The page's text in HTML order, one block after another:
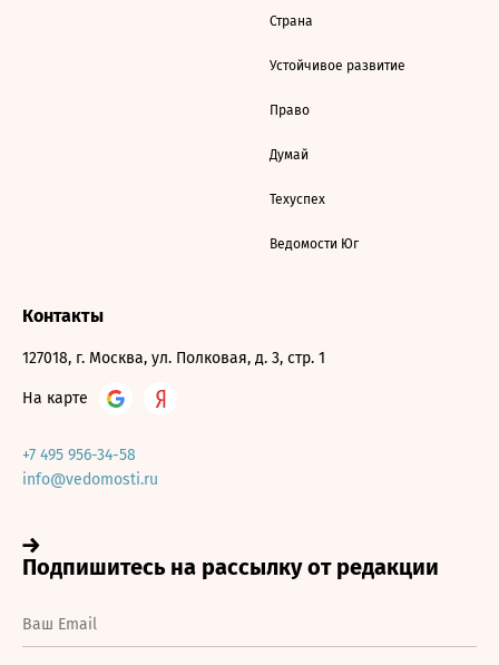
Страна
Устойчивое развитие
Право
Думай
Техуспех
Ведомости Юг
Контакты
127018, г. Москва, ул. Полковая, д. 3, стр. 1
На карте
+7 495 956-34-58
info@vedomosti.ru